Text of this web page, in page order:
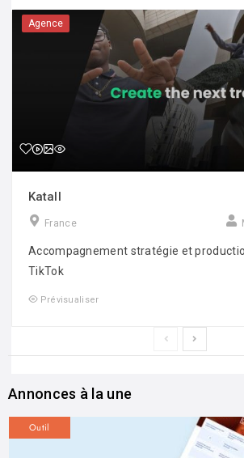
Agence
Katall
France
Accompagnement stratégie et
TikTok
Prévisualiser
Annonces à la une
Outil